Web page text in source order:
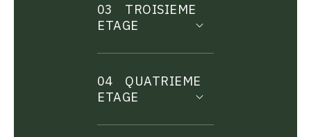
03
TROISIEME
ETAGE
04
QUATRIEME
ETAGE